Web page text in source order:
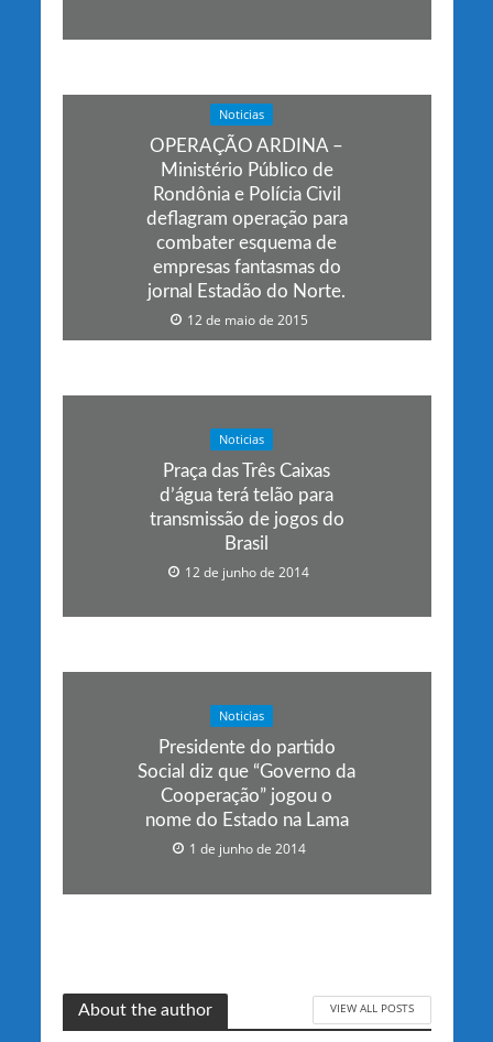
Noticias
OPERAÇÃO ARDINA –
Ministério Público de
Rondônia e Polícia Civil
deflagram operação para
combater esquema de
empresas fantasmas do
jornal Estadão do Norte.
12 de maio de 2015
Noticias
Praça das Três Caixas
d’água terá telão para
transmissão de jogos do
Brasil
12 de junho de 2014
Noticias
Presidente do partido
Social diz que “Governo da
Cooperação” jogou o
nome do Estado na Lama
1 de junho de 2014
About the author VIEW ALL POSTS